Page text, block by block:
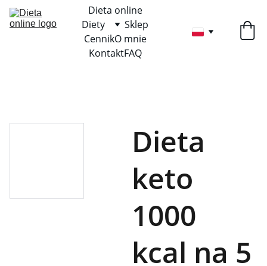
Dieta online
Diety
Sklep
CennikO mnie
KontaktFAQ
Dieta
keto
1000
kcal na 5